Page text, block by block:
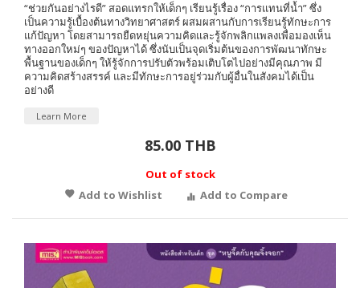
“ช่วยกันอย่างไรดี” สอดแทรกให้เด็กๆ เรียนรู้เรื่อง “การแทนที่น้ำ” ซึ่ง
เป็นความรู้เบื้องต้นทางวิทยาศาสตร์ ผสมผสานกับการเรียนรู้ทักษะการ
แก้ปัญหา โดยสามารถยืดหยุ่นความคิดและรู้จักพลิกแพลงเพื่อมองเห็น
ทางออกใหม่ๆ ของปัญหาได้ ซึ่งนับเป็นจุดเริ่มต้นของการพัฒนาทักษะ
พื้นฐานของเด็กๆ ให้รู้จักการปรับตัวพร้อมเติบโตไปอย่างมีคุณภาพ มี
ความคิดสร้างสรรค์ และมีทักษะการอยู่ร่วมกับผู้อื่นในสังคมได้เป็น
อย่างดี
Learn More
85.00 THB
Out of stock
Add to Wishlist
Add to Compare